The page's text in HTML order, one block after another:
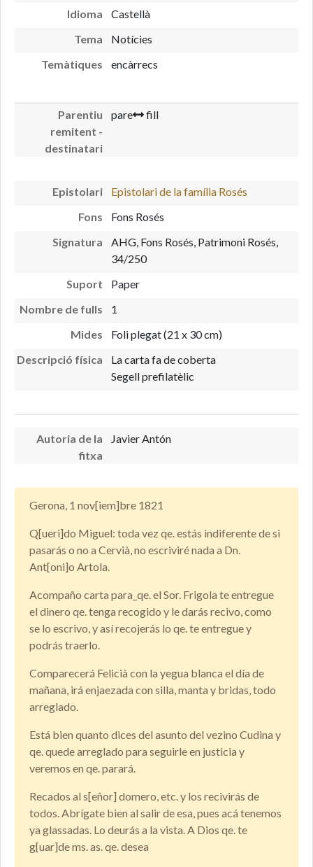
Idioma
Castellà
Tema
Notícies
Temàtiques
encàrrecs
Parentiu
remitent -
destinatari
pare fill
Epistolari
Epistolari de la família Rosés
Fons
Fons Rosés
Signatura
AHG, Fons Rosés, Patrimoni Rosés,
34/250
Suport
Paper
Nombre de fulls
1
Mides
Foli plegat (21 x 30 cm)
Descripció física
La carta fa de coberta
Segell prefilatèlic
Autoria de la
fitxa
Javier Antón
Gerona, 1 nov[iem]bre 1821
Q[ueri]do Miguel: toda vez qe. estás indiferente de si
pasarás o no a Cervià, no escriviré nada a Dn.
Ant[oni]o Artola.
Acompaño carta para_qe. el Sor. Frigola te entregue
el dinero qe. tenga recogido y le darás recivo, como
se lo escrivo, y así recojerás lo qe. te entregue y
podrás traerlo.
Comparecerá Felicià con la yegua blanca el día de
mañana, irá enjaezada con silla, manta y bridas, todo
arreglado.
Está bien quanto dices del asunto del vezino Cudina y
qe. quede arreglado para seguirle en justicia y
veremos en qe. parará.
Recados al s[eñor] domero, etc. y los recivirás de
todos. Abrígate bien al salir de esa, pues acá tenemos
ya glassadas. Lo deurás a la vista. A Dios qe. te
g[uar]de ms. as. qe. desea